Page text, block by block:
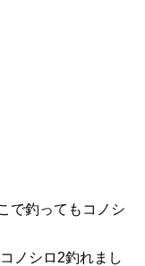
で釣ってもコノシ
ノシロ2釣れまし